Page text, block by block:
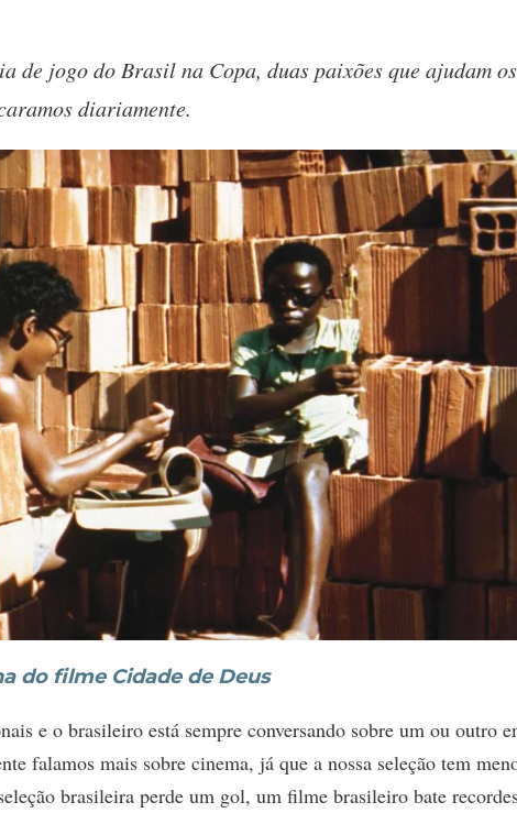
de jogo do Brasil na Copa, duas paixões que ajudam os
diariamente.
do filme Cidade de Deus
e o brasileiro está sempre conversando sobre um ou outro
falamos mais sobre cinema, já que a nossa seleção tem
brasileira perde um gol, um filme brasileiro bate